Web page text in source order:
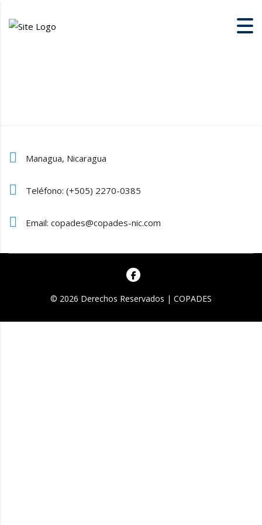
Managua, Nicaragua
Teléfono: (+505) 2270-0385
Email: copades@copades-nic.com
© 2026 Derechos Reservados | COPADES